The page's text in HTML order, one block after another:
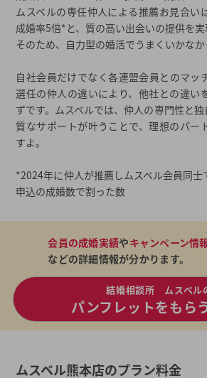
ムスベルの専任仲人による推薦お見合い
成婚率5倍*と、質の高い出会いの提供を実
そのため、自力型の婚活でうまくいかなか
自社会員だけでなく各連盟会員とのマッ
選任の仲人の違いにより、他社との違い
ずです。ムスベルでは、仲人の専門性と
質なサポートが叶うことで、理想のパー
すよ。
*2024年に仲人が推薦しムスベル会員同
申込の成婚数で割った数
会員の成婚実績やキャンペーン情
などの詳細情報が分かります。
結婚相談所 ムスベル
パンフレットをもら
ムスベル熊本店のプラン料金